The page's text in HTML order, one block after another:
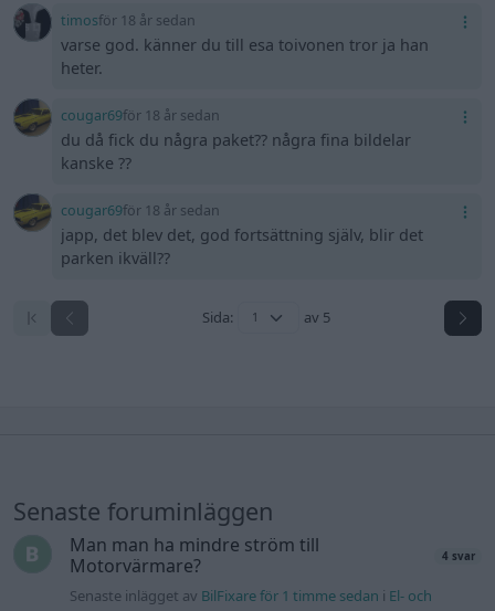
timosför 18 år sedan
varse god. känner du till esa toivonen tror ja han
heter.
cougar69för 18 år sedan
du då fick du några paket?? några fina bildelar
kanske ??
cougar69för 18 år sedan
japp, det blev det, god fortsättning själv, blir det
parken ikväll??
Sida: av 5
Senaste foruminläggen
Man man ha mindre ström till
Motorvärmare?
4 svar
Senaste inlägget av BilFixare för 1 timme sedan i El- och